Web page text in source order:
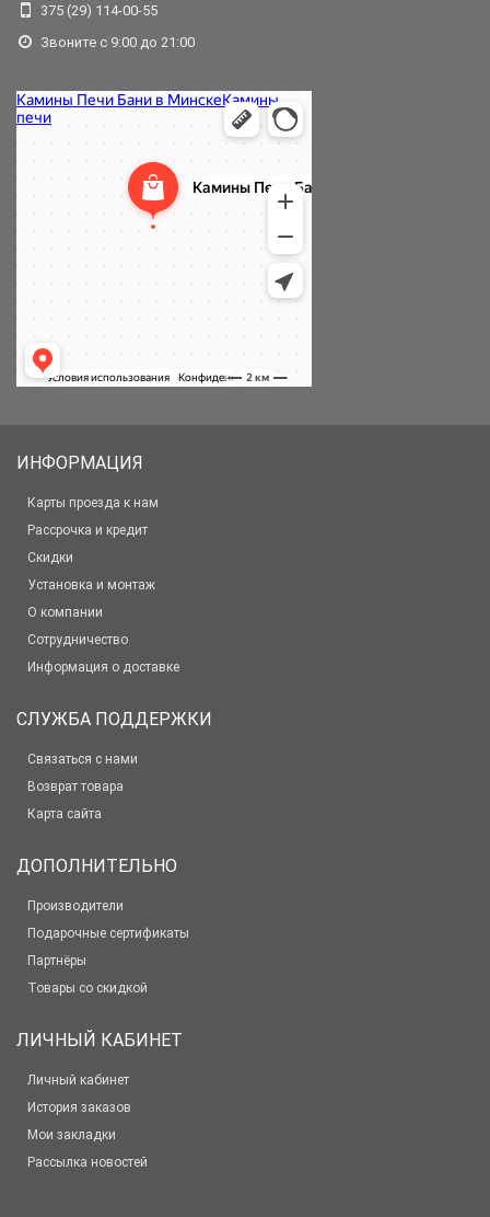
375 (29) 114-00-55
Звоните с 9:00 до 21:00
ИНФОРМАЦИЯ
Карты проезда к нам
Рассрочка и кредит
Скидки
Установка и монтаж
О компании
Сотрудничество
Информация о доставке
СЛУЖБА ПОДДЕРЖКИ
Связаться с нами
Возврат товара
Карта сайта
ДОПОЛНИТЕЛЬНО
Производители
Подарочные сертификаты
Партнёры
Товары со скидкой
ЛИЧНЫЙ КАБИНЕТ
Личный кабинет
История заказов
Мои закладки
Рассылка новостей